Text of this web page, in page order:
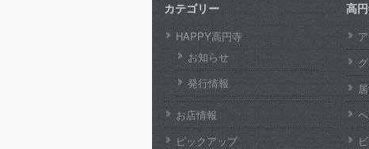
カテゴリー
HAPPY高円寺
お知らせ
発行情報
お店情報
ピックアップ
高